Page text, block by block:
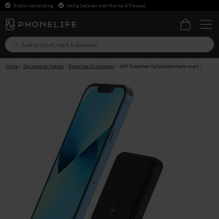
Gratis verzending Veilig betalen met Klarna of Paypal
Home Opladers en Kabels Draadloze Qi-opladers 15W Draadloze Oplaadstandaard zwart